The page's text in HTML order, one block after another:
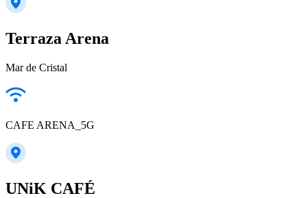
Terraza Arena
Mar de Cristal
CAFE ARENA_5G
UNiK CAFÉ